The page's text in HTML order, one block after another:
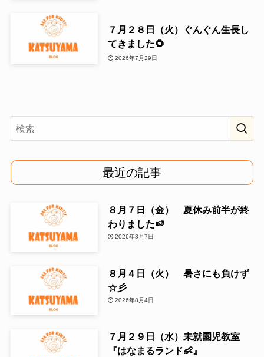
７月２８日（火）ぐんぐん生長し
てきました🌻
2026年7月29日
最近の記事
８月７日（金） 夏休み前半が終
わりました🍉
2026年8月7日
８月４日（火） 暑さにも負けず
☆彡
2026年8月4日
７月２９日（水）未就園児教室
『はなまるランド👶』